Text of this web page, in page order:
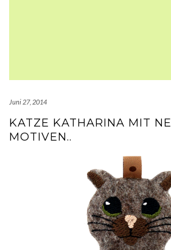
Juni 27, 2014
KATZE KATHARINA MIT
MOTIVEN..